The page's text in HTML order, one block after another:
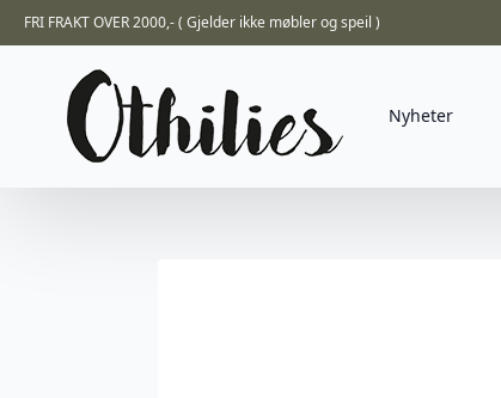
FRI FRAKT OVER 2000,- ( Gjelder ikke møbler og speil )
Nyheter